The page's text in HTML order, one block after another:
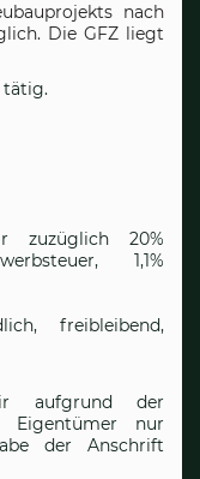
nach
Die GFZ liegt
tätig.
zuzüglich 20%
1,1%
freibleibend,
aufgrund der
Eigentümer nur
der Anschrift